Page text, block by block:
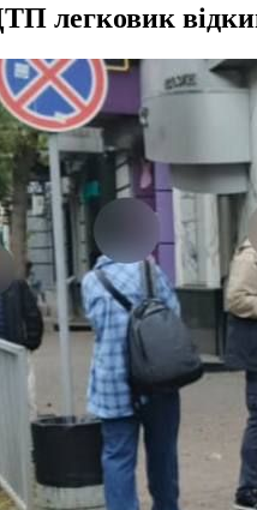
легковик